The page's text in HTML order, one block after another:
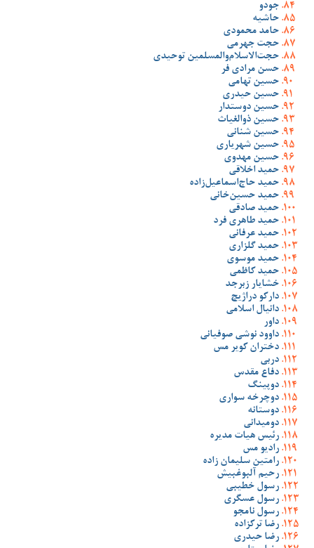
جودو
حاشیه
حامد محمودی
حجت جهرمی
حجت‌الاسلام‌والمسلمین توحیدی
حسن مرادی فر
حسین تهامی
حسین حیدری
حسین دوستدار
حسین ذوالغیاث
حسین شنانی
حسین شهریاری
حسین مهدوی
حمید اخلاقی
حمید حاج‌اسماعیل‌زاده
حمید حسین‌خانی
حمید صادقی
حمید طاهری فرد
حمید عرفانی
حمید گلزاری
حمید موسوی
حمید کاظمی
خشایار زبرجد
دارکو دراژیچ
دانیال اسلامی
داور
داوود نوشی صوفیانی
دختران کویر مس
دربی
دفاع مقدس
دوپینگ
دوچرخه سواری
دوستانه
دومیدانی
رئیس هیات مدیره
رادیو مس
رامتین سلیمان زاده
رحیم آلبوغبیش
رسول خطیبی
رسول عسگری
رسول نامجو
رضا ترکزاده
رضا حیدری